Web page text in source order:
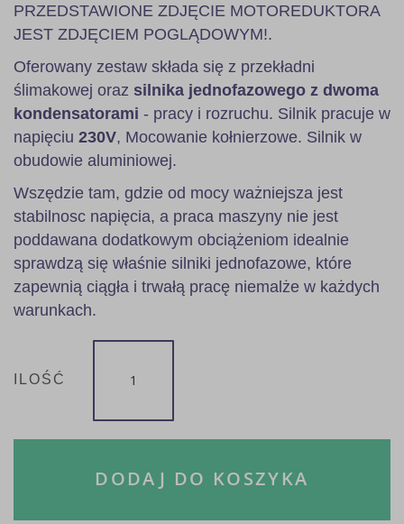
PRZEDSTAWIONE ZDJĘCIE MOTOREDUKTORA
JEST ZDJĘCIEM POGLĄDOWYM!.
Oferowany zestaw składa się z przekładni
ślimakowej oraz silnika jednofazowego z dwoma
kondensatorami - pracy i rozruchu. Silnik pracuje w
napięciu 230V, Mocowanie kołnierzowe. Silnik w
obudowie aluminiowej.
Wszędzie tam, gdzie od mocy ważniejsza jest
stabilnosc napięcia, a praca maszyny nie jest
poddawana dodatkowym obciążeniom idealnie
sprawdzą się właśnie silniki jednofazowe, które
zapewnią ciągła i trwałą pracę niemalże w każdych
warunkach.
ILOŚĆ
DODAJ DO KOSZYKA